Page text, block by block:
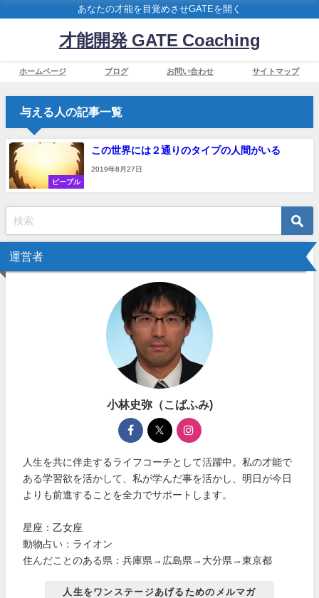
あなたの才能を目覚めさせGATEを開く
才能開発 GATE Coaching
ホームページ ブログ お問い合わせ サイトマップ
与える人の記事一覧
ピープル
この世界には２通りのタイプの人間がいる
2019年8月27日
運営者
小林史弥（こばふみ)
人生を共に伴走するライフコーチとして活躍中。私の才能で
ある学習欲を活かして、私が学んだ事を活かし、明日が今日
よりも前進することを全力でサポートします。
星座：乙女座
動物占い：ライオン
住んだことのある県：兵庫県→広島県→大分県→東京都
人生をワンステージあげるためのメルマガ